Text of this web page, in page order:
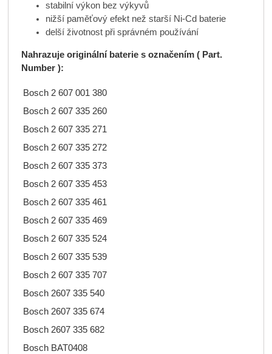
stabilní výkon bez výkyvů
nižší paměťový efekt než starší Ni-Cd baterie
delší životnost při správném používání
Nahrazuje originální baterie s označením ( Part.
Number ):
Bosch 2 607 001 380
Bosch 2 607 335 260
Bosch 2 607 335 271
Bosch 2 607 335 272
Bosch 2 607 335 373
Bosch 2 607 335 453
Bosch 2 607 335 461
Bosch 2 607 335 469
Bosch 2 607 335 524
Bosch 2 607 335 539
Bosch 2 607 335 707
Bosch 2607 335 540
Bosch 2607 335 674
Bosch 2607 335 682
Bosch BAT0408